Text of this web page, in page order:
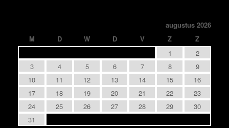
augustus 2026
M
D W D V Z
Z
1
2
3
4 5 6 7 8
9
10
11 12 13 14 15
16
17
18 19 20 21 22
23
24
25 26 27 28 29
30
31